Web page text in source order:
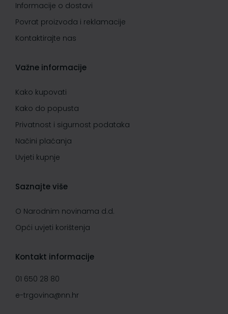
Informacije o dostavi
Povrat proizvoda i reklamacije
Kontaktirajte nas
Važne informacije
Kako kupovati
Kako do popusta
Privatnost i sigurnost podataka
Načini plaćanja
Uvjeti kupnje
Saznajte više
O Narodnim novinama d.d.
Opći uvjeti korištenja
Kontakt informacije
01 650 28 80
e-trgovina@nn.hr